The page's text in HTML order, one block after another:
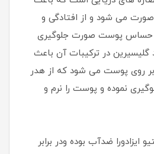
می شود و از افتادگی و
پوست صورت جلوگیری
در ترکیبات آن باعث
روی پوست می شود که از هدر
نموده و پوست را نرم و
اکتیو ایزادورا ضدآب بوده ودر برابر